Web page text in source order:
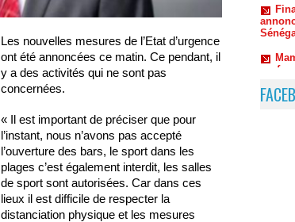
Les nouvelles mesures de l’Etat d’urgence
ont été annoncées ce matin. Ce pendant, il
y a des activités qui ne sont pas
concernées.
« Il est important de préciser que pour
l’instant, nous n’avons pas accepté
l’ouverture des bars, le sport dans les
plages c’est également interdit, les salles
de sport sont autorisées. Car dans ces
lieux il est difficile de respecter la
distanciation physique et les mesures
Le